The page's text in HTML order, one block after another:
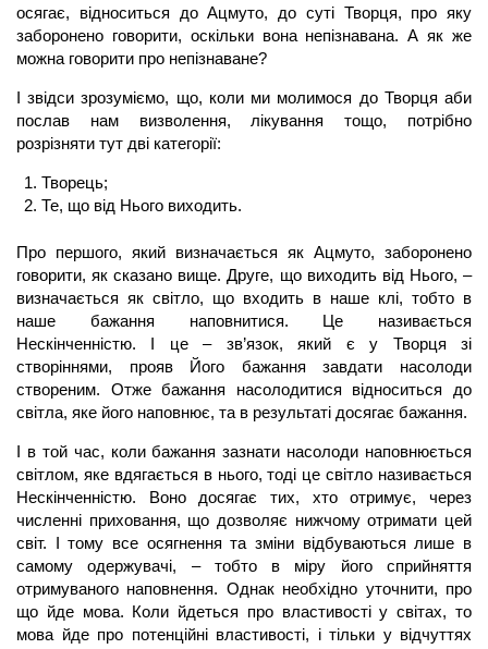
осягає, відноситься доАцмуто, до суті Творця, про яку
заборонено говорити, оскільки вона непізнавана. А як же
можна говорити про непізнаване?
І звідси зрозуміємо, що, коли ми молимося до Творця аби
послав нам визволення, лікування тощо, потрібно
розрізняти тут дві категорії:
Творець;
Те, що від Нього виходить.
Про першого, який визначається як Ацмуто, заборонено
говорити, як сказано вище. Друге, що виходить від Нього, –
визначається як світло, що входить в наше клі, тобто в
наше бажання наповнитися. Це називається
Нескінченністю. І це – зв’язок, який є у Творця зі
створіннями, прояв Його бажання завдати насолоди
створеним. Отже бажання насолодитися відноситься до
світла, яке його наповнює, та в результаті досягає бажання.
І в той час, коли бажання зазнати насолоди наповнюється
світлом, яке вдягається в нього, тоді це світло називається
Нескінченністю. Воно досягає тих, хто отримує, через
численні приховання, що дозволяє нижчому отримати цей
світ. І тому все осягнення та зміни відбуваються лише в
самому одержувачі, – тобто в міру його сприйняття
отримуваного наповнення. Однак необхідно уточнити, про
що йде мова. Коли йдеться про властивості у світах, то
мова йде про потенційні властивості, і тільки у відчуттях